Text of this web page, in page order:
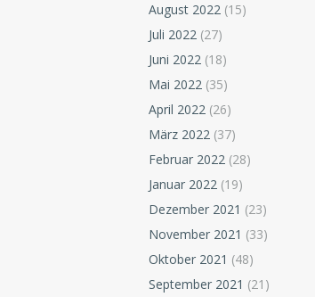
August 2022 (15)
Juli 2022 (27)
Juni 2022 (18)
Mai 2022 (35)
April 2022 (26)
März 2022 (37)
Februar 2022 (28)
Januar 2022 (19)
Dezember 2021 (23)
November 2021 (33)
Oktober 2021 (48)
September 2021 (21)